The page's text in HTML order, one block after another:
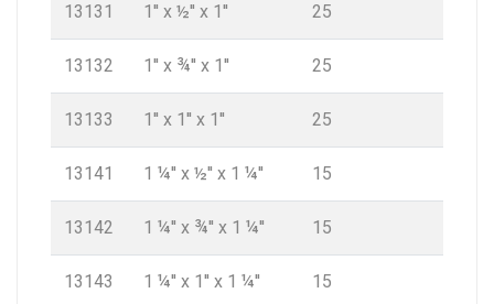
13131 1'' x ½'' x 1'' 25
13132 1'' x ¾'' x 1'' 25
13133 1'' x 1'' x 1'' 25
13141 1 ¼'' x ½'' x 1 ¼'' 15
13142 1 ¼'' x ¾'' x 1 ¼'' 15
13143 1 ¼'' x 1'' x 1 ¼'' 15